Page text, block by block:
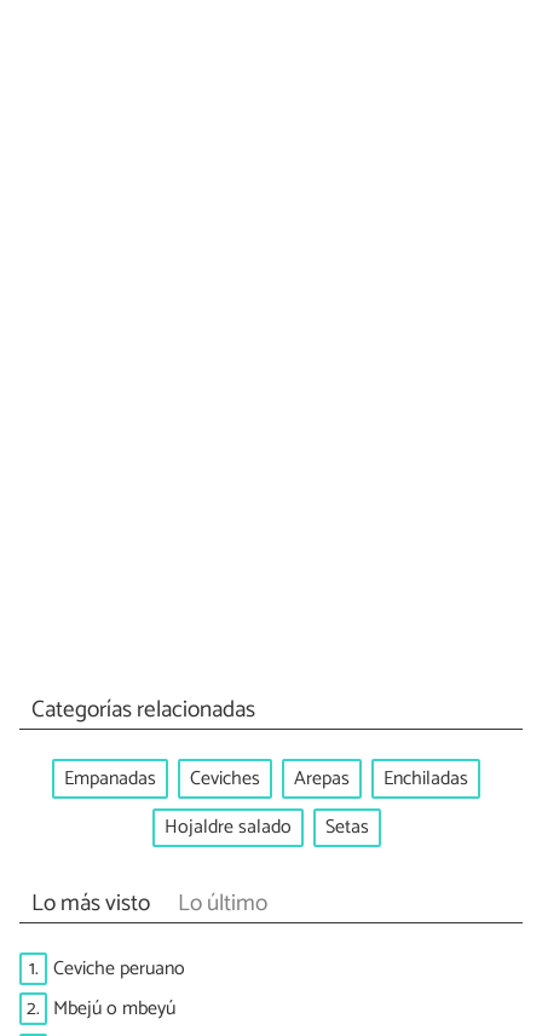
Categorías relacionadas
Empanadas Ceviches Arepas
Enchiladas
Hojaldre salado
Setas
Lo más visto Lo último
1. Ceviche peruano
2. Mbejú o mbeyú